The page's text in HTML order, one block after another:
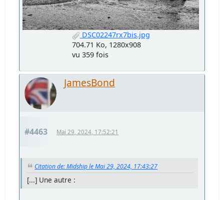
DSC02247rx7bis.jpg
704.71 Ko, 1280x908
vu 359 fois
JamesBond
#4463 Mai 29, 2024, 17:52:21
Citation de: Midship le Mai 29, 2024, 17:43:27
[...] Une autre :